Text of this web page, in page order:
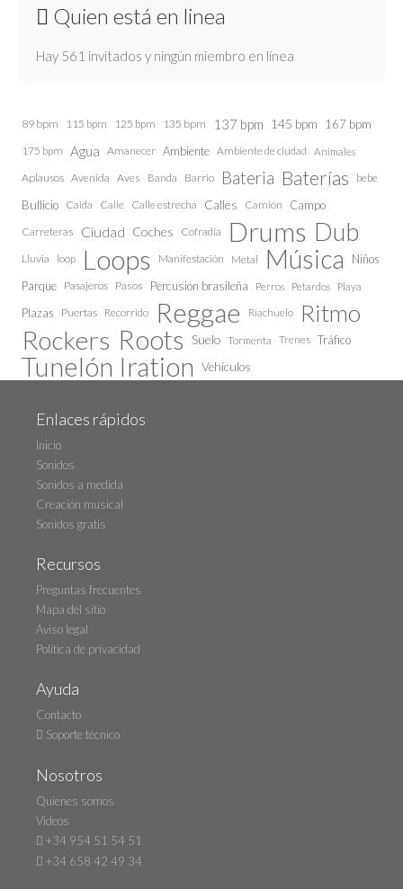
Quien está en linea
Hay 561 invitados y ningún miembro en línea
89 bpm 115 bpm 125 bpm 135 bpm 137 bpm 145 bpm 167 bpm
175 bpm Agua Amanecer Ambiente Ambiente de ciudad Animales
Aplausos Avenida Aves Banda Barrio Bateria Baterías bebe
Bullicio Caida Calle Calle estrecha Calles Camión Campo
Carreteras Ciudad Coches Cofradía Drums Dub
Lluvia loop Loops Manifestación Metal Música
Niños
Parque Pasajeros Pasos Percusión brasileña Perros Petardos Playa
Plazas Puertas Recorrido Reggae Riachuelo Ritmo
Rockers Roots Suelo Tormenta Trenes Tráfico
Tunelón Iration Vehículos
Enlaces rápidos
Inicio
Sonidos
Sonidos a medida
Creación musical
Sonidos gratis
Recursos
Preguntas frecuentes
Mapa del sitio
Aviso legal
Política de privacidad
Ayuda
Contacto
Soporte técnico
Nosotros
Quienes somos
Videos
+34 954 51 54 51
+34 658 42 49 34